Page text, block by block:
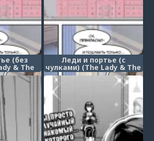
(без
& The
Леди и портье (с
чулками) (The Lady & The
Bellhop)